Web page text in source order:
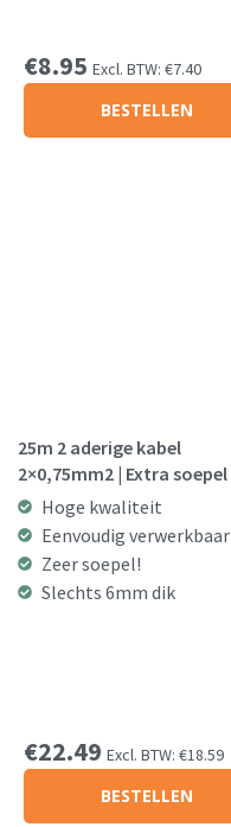
€8.95 Excl. BTW: €7.40
BESTELLEN
25m 2 aderige kabel
2×0,75mm2 | Extra soepel
Hoge kwaliteit
Eenvoudig verwerkbaar
Zeer soepel!
Slechts 6mm dik
€22.49 Excl. BTW: €18.59
BESTELLEN